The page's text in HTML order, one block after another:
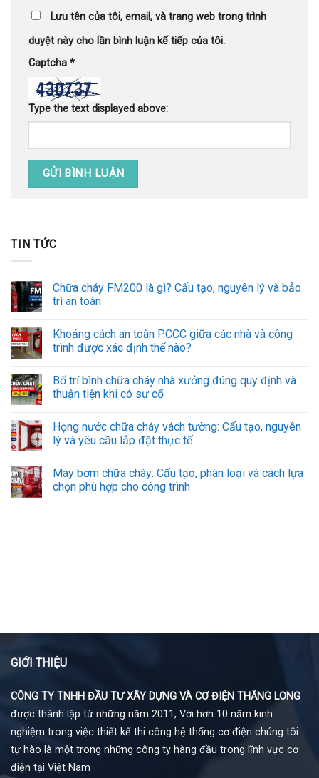
Lưu tên của tôi, email, và trang web trong trình
duyệt này cho lần bình luận kế tiếp của tôi.
Captcha *
Type the text displayed above:
TIN TỨC
Chữa cháy FM200 là gì? Cấu tạo, nguyên lý và bảo
trì an toàn
Khoảng cách an toàn PCCC giữa các nhà và công
trình được xác định thế nào?
Bố trí bình chữa cháy nhà xưởng đúng quy định và
thuận tiện khi có sự cố
Họng nước chữa cháy vách tường: Cấu tạo, nguyên
lý và yêu cầu lắp đặt thực tế
Máy bơm chữa cháy: Cấu tạo, phân loại và cách lựa
chọn phù hợp cho công trình
GIỚI THIỆU
CÔNG TY TNHH ĐẦU TƯ XÂY DỰNG VÀ CƠ ĐIỆN THĂNG LONG
được thành lập từ những năm 2011, Với hơn 10 năm kinh
nghiệm trong việc thiết kế thi công hệ thống cơ điện chúng tôi
tự hào là một trong những công ty hàng đầu trong lĩnh vực cơ
điện tại Việt Nam